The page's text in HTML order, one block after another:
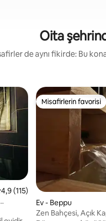
Oita
de aynı fikirde: Bu
arasında
ortalama 4,9 puan,
4,9 (115)
Misafirlerin favorisi
Misafirlerin favorisi
Ev - Beppu
Zen Bahçesi, Açık